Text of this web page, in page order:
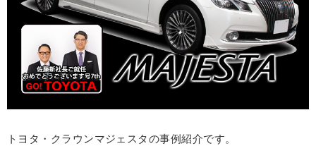
トヨタ・クラウンマジェスタの事例紹介です。